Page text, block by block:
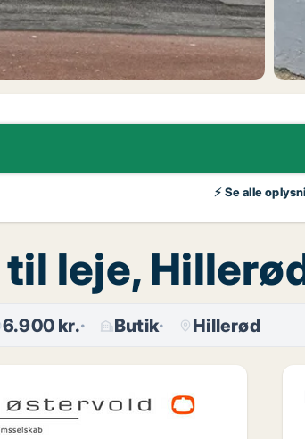
⚡ Se alle
leje,
6.900 kr. Butik Hillerød